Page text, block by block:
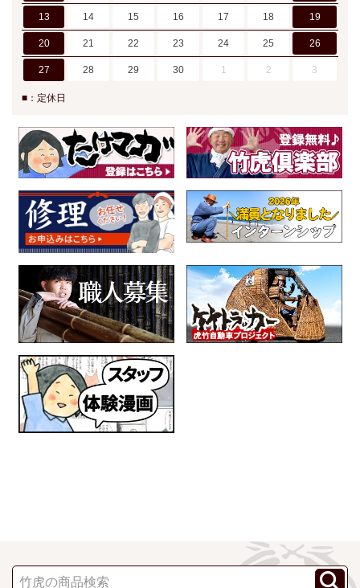
13 14 15 16 17 18 19
20 21 22 23 24 25 26
27 28 29 30 1 2 3
■：定休日